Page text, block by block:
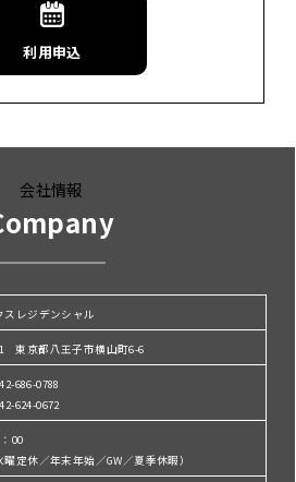
利用申込
会社情報
スレジデンシャル
東京都八王子市横山町6-6
686-0788
624-0672
00
曜定休／年末年始／GW／夏季休暇）